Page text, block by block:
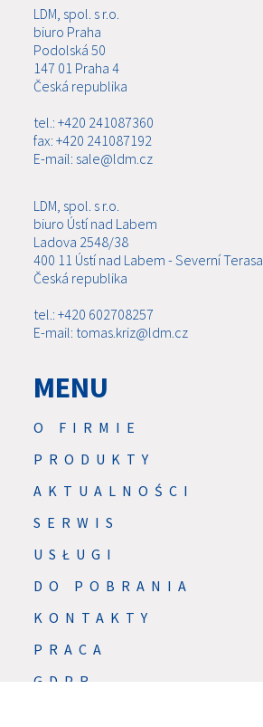
LDM, spol. s r.o.
biuro Praha
Podolská 50
147 01 Praha 4
Česká republika
tel.: +420 241087360
fax: +420 241087192
E-mail: sale@ldm.cz
LDM, spol. s r.o.
biuro Ústí nad Labem
Ladova 2548/38
400 11 Ústí nad Labem - Severní Terasa
Česká republika
tel.: +420 602708257
E-mail: tomas.kriz@ldm.cz
MENU
O FIRMIE
PRODUKTY
AKTUALNOŚCI
SERWIS
USŁUGI
DO POBRANIA
KONTAKTY
PRACA
GDPR